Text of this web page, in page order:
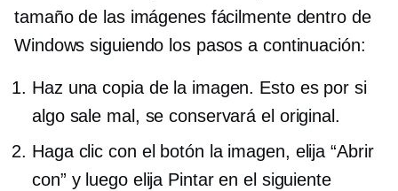
tamaño de las imágenes fácilmente dentro de
Windows siguiendo los pasos a continuación:
Haz una copia de la imagen. Esto es por si
algo sale mal, se conservará el original.
Haga clic con el botón la imagen, elija “Abrir
con” y luego elija Pintar en el siguiente